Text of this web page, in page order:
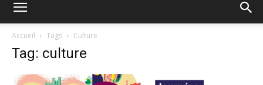
Accueil Tags Culture
Tag: culture